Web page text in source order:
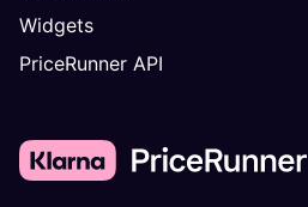
Widgets
PriceRunner API